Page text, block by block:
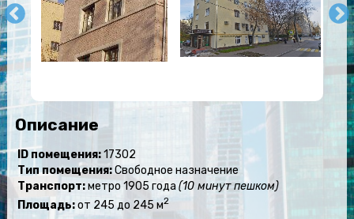
Описание
ID помещения:17302
Тип помещения:Свободное назначение
Транспорт:метро 1905 года(10 минут пешком)
Площадь:от 245 до 245 м2